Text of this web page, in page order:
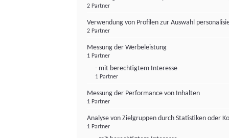
2 Partner
Verwendung von Profilen zur Auswahl
2 Partner
Messung der Werbeleistung
1 Partner
- mit berechtigtem Interesse
1 Partner
Messung der Performance von Inhalten
1 Partner
Analyse von Zielgruppen durch Statistiken oder
1 Partner